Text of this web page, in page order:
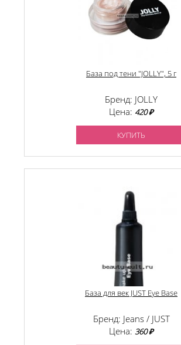
База под тени "JOLLY", 5 г
Бренд: JOLLY
Цена: 420 ₽
КУПИТЬ
База для век JUST Eye Base
Бренд: Jeans / JUST
Цена: 360 ₽